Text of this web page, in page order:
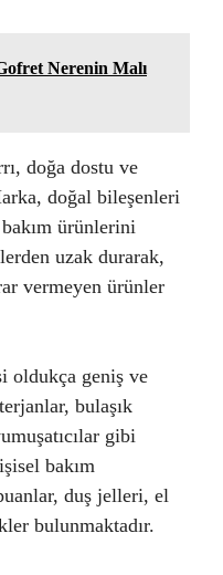
Nerenin Malı
doğa dostu ve
doğal bileşenleri
ürünlerini
uzak durarak,
vermeyen ürünler
oldukça geniş ve
bulaşık
gibi
bakım
duş jelleri, el
bulunmaktadır.